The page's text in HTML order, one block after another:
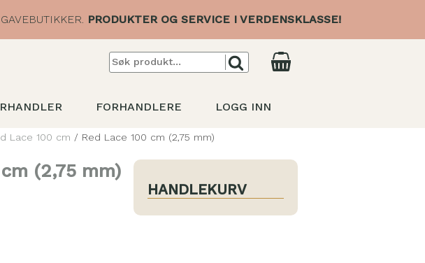
PRODUKTER OG SERVICE I VERDENSKLASSE!
FORHANDLERE LOGG INN
Lace 100 cm / Red Lace 100 cm (2,75 mm)
(2,75 mm)
HANDLEKURV